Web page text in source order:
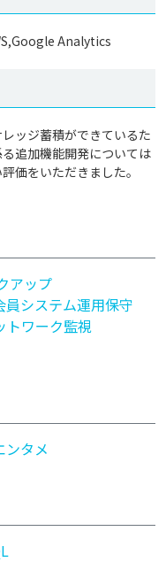
Analytics
ッジ蓄積ができているた
追加機能開発については
価をいただきました。
アップ
員システム運用保守
トワーク監視
ンタメ